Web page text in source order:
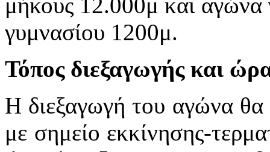
γυμνασίου 1200μ.
Τόπος διεξαγωγής και
Η διεξαγωγή του αγώνα
με σημείο εκκίνησης-